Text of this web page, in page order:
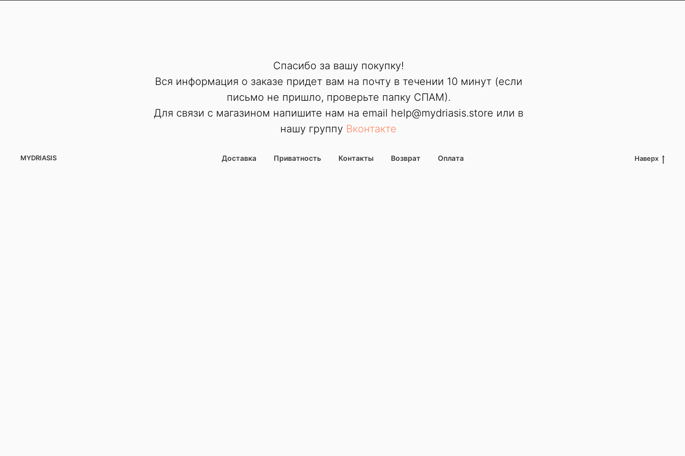
Спасибо за вашу покупку!
Вся информация о заказе придет вам на почту в течении 10 минут (если
письмо не пришло, проверьте папку СПАМ).
Для связи с магазином напишите нам на email help@mydriasis.store или в
нашу группу Вконтакте
MYDRIASIS Доставка Приватность Контакты Возврат Оплата Наверх